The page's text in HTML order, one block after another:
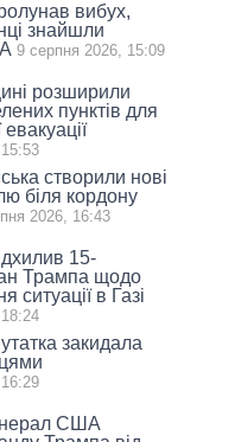
вибух,
знайшли
9 серпня 2026, 15:09
розширили
пунктів для
створили нові
біля кордону
2026, 16:43
15-
Трампа щодо
ситуації в Газі
закидала
США